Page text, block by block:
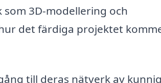
3D-modellering och
det färdiga projektet
till deras nätverk av